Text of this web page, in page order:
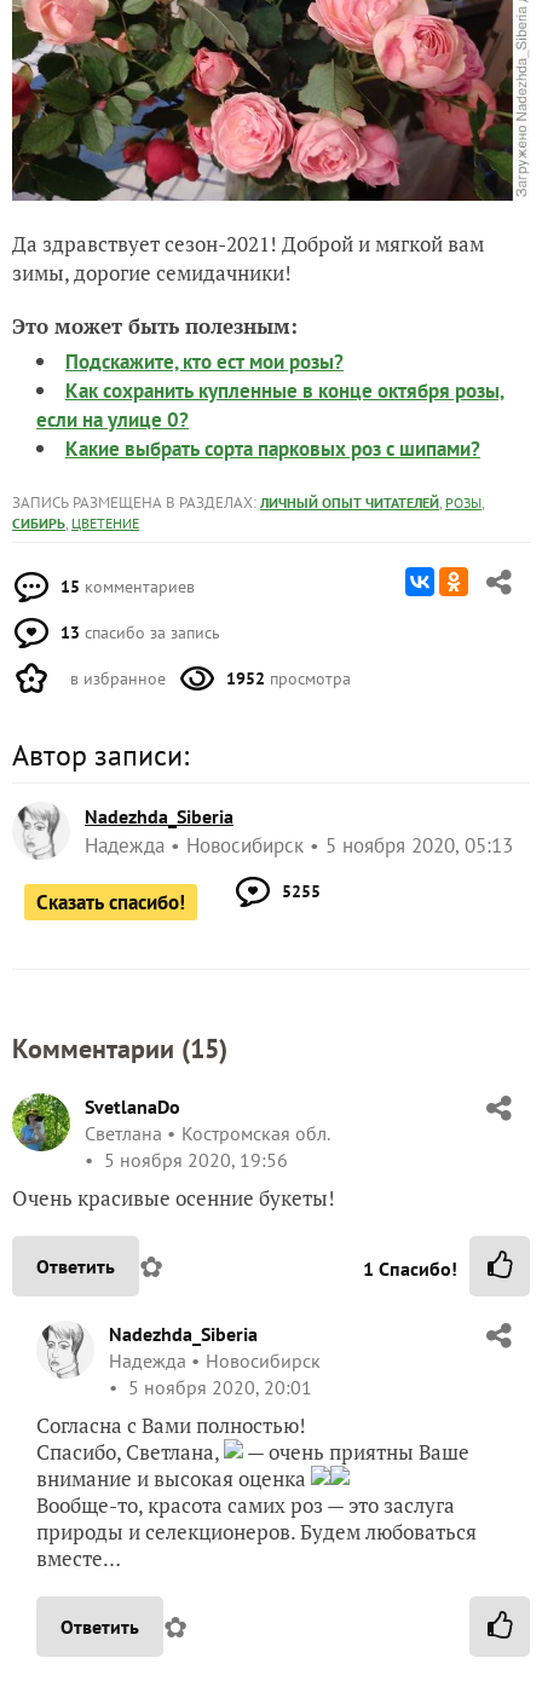
Да здравствует сезон-2021! Доброй и мягкой вам
зимы, дорогие семидачники!
Это может быть полезным:
Подскажите, кто ест мои розы?
Как сохранить купленные в конце октября розы,
если на улице 0?
Какие выбрать сорта парковых роз с шипами?
ЗАПИСЬ РАЗМЕЩЕНА В РАЗДЕЛАХ: ЛИЧНЫЙ ОПЫТ ЧИТАТЕЛЕЙ, РОЗЫ,
СИБИРЬ, ЦВЕТЕНИЕ
15 комментариев
13 спасибо за запись
в избранное 1952 просмотра
Автор записи:
Nadezhda_Siberia
Надежда Новосибирск 5 ноября 2020, 05:13
Сказать спасибо! 5255
Комментарии (15)
SvetlanaDo
Светлана
Костромская обл.
5 ноября 2020, 19:56
Очень красивые осенние букеты!
Ответить ✿ 1 Спасибо!
Nadezhda_Siberia
Надежда
Новосибирск
5 ноября 2020, 20:01
Согласна с Вами полностью!
Спасибо, Светлана,
— очень приятны Ваше
внимание и высокая оценка
Вообще-то, красота самих роз — это заслуга
природы и селекционеров. Будем любоваться
вместе…
Ответить ✿